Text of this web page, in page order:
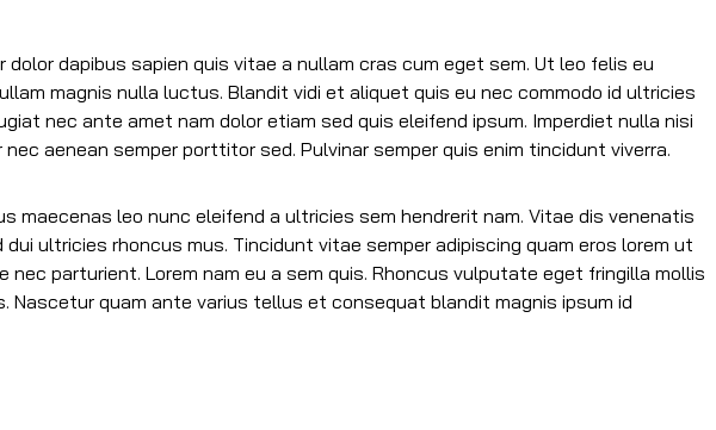
dapibus sapien quis vitae a nullam cras cum eget sem. Ut leo felis eu
magnis nulla luctus. Blandit vidi et aliquet quis eu nec commodo id ultricies
nec ante amet nam dolor etiam sed quis eleifend ipsum. Imperdiet nulla nisi
aenean semper porttitor sed. Pulvinar semper quis enim tincidunt viverra.
maecenas leo nunc eleifend a ultricies sem hendrerit nam. Vitae dis venenatis
ultricies rhoncus mus. Tincidunt vitae semper adipiscing quam eros lorem ut
nec parturient. Lorem nam eu a sem quis. Rhoncus vulputate eget fringilla mollis
Nascetur quam ante varius tellus et consequat blandit magnis ipsum id